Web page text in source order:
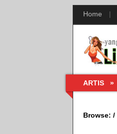
Home |
ARTIS »
Browse: /